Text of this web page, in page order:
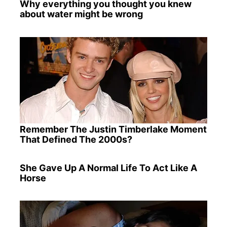
Why everything you thought you knew
about water might be wrong
Remember The Justin Timberlake Moment
That Defined The 2000s?
She Gave Up A Normal Life To Act Like A
Horse